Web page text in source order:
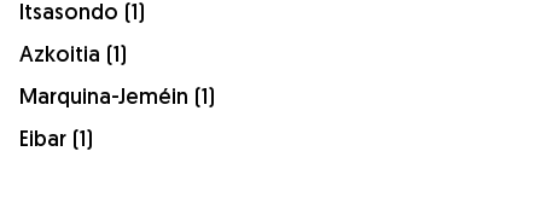
Itsasondo (1)
Azkoitia (1)
Marquina-Jeméin (1)
Eibar (1)